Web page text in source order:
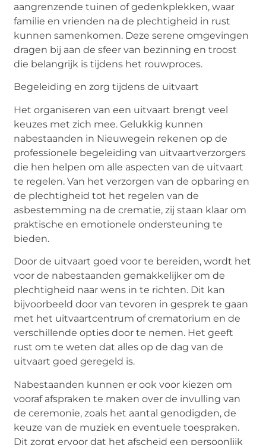
aangrenzende tuinen of gedenkplekken, waar
familie en vrienden na de plechtigheid in rust
kunnen samenkomen. Deze serene omgevingen
dragen bij aan de sfeer van bezinning en troost
die belangrijk is tijdens het rouwproces.
Begeleiding en zorg tijdens de uitvaart
Het organiseren van een uitvaart brengt veel
keuzes met zich mee. Gelukkig kunnen
nabestaanden in Nieuwegein rekenen op de
professionele begeleiding van uitvaartverzorgers
die hen helpen om alle aspecten van de uitvaart
te regelen. Van het verzorgen van de opbaring en
de plechtigheid tot het regelen van de
asbestemming na de crematie, zij staan klaar om
praktische en emotionele ondersteuning te
bieden.
Door de uitvaart goed voor te bereiden, wordt het
voor de nabestaanden gemakkelijker om de
plechtigheid naar wens in te richten. Dit kan
bijvoorbeeld door van tevoren in gesprek te gaan
met het uitvaartcentrum of crematorium en de
verschillende opties door te nemen. Het geeft
rust om te weten dat alles op de dag van de
uitvaart goed geregeld is.
Nabestaanden kunnen er ook voor kiezen om
vooraf afspraken te maken over de invulling van
de ceremonie, zoals het aantal genodigden, de
keuze van de muziek en eventuele toespraken.
Dit zorgt ervoor dat het afscheid een persoonlijk